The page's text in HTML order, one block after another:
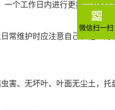
一个工作日内进行更换，并保
常维护时应注意自己和他人
害、无坏叶、叶面无尘土，
微信扫一扫